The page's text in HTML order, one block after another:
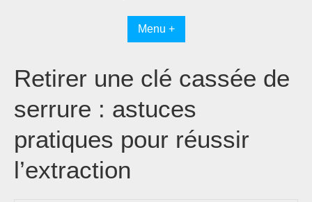
Menu +
Retirer une clé cassée de
serrure : astuces
pratiques pour réussir
l’extraction